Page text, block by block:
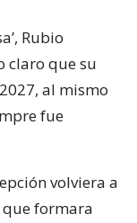
Rubio
claro que su
al mismo
fue
volviera a
formara